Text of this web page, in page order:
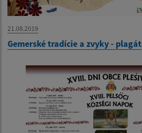
21.08.2019
Gemerské tradície a zvyky - plagát